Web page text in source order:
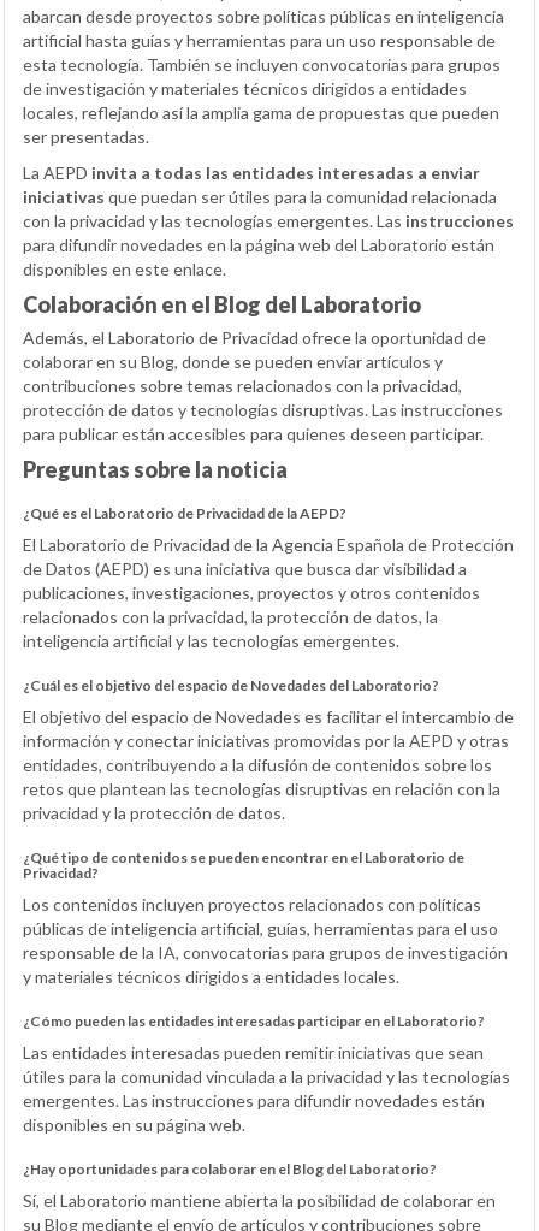
abarcan desde proyectos sobre políticas públicas en inteligencia
artificial hasta guías y herramientas para un uso responsable de
esta tecnología. También se incluyen convocatorias para grupos
de investigación y materiales técnicos dirigidos a entidades
locales, reflejando así la amplia gama de propuestas que pueden
ser presentadas.
La AEPD invita a todas las entidades interesadas a enviar
iniciativas que puedan ser útiles para la comunidad relacionada
con la privacidad y las tecnologías emergentes. Las instrucciones
para difundir novedades en la página web del Laboratorio están
disponibles en este enlace.
Colaboración en el Blog del Laboratorio
Además, el Laboratorio de Privacidad ofrece la oportunidad de
colaborar en su Blog, donde se pueden enviar artículos y
contribuciones sobre temas relacionados con la privacidad,
protección de datos y tecnologías disruptivas. Las instrucciones
para publicar están accesibles para quienes deseen participar.
Preguntas sobre la noticia
¿Qué es el Laboratorio de Privacidad de la AEPD?
El Laboratorio de Privacidad de la Agencia Española de Protección
de Datos (AEPD) es una iniciativa que busca dar visibilidad a
publicaciones, investigaciones, proyectos y otros contenidos
relacionados con la privacidad, la protección de datos, la
inteligencia artificial y las tecnologías emergentes.
¿Cuál es el objetivo del espacio de Novedades del Laboratorio?
El objetivo del espacio de Novedades es facilitar el intercambio de
información y conectar iniciativas promovidas por la AEPD y otras
entidades, contribuyendo a la difusión de contenidos sobre los
retos que plantean las tecnologías disruptivas en relación con la
privacidad y la protección de datos.
¿Qué tipo de contenidos se pueden encontrar en el Laboratorio de
Privacidad?
Los contenidos incluyen proyectos relacionados con políticas
públicas de inteligencia artificial, guías, herramientas para el uso
responsable de la IA, convocatorias para grupos de investigación
y materiales técnicos dirigidos a entidades locales.
¿Cómo pueden las entidades interesadas participar en el Laboratorio?
Las entidades interesadas pueden remitir iniciativas que sean
útiles para la comunidad vinculada a la privacidad y las tecnologías
emergentes. Las instrucciones para difundir novedades están
disponibles en su página web.
¿Hay oportunidades para colaborar en el Blog del Laboratorio?
Sí, el Laboratorio mantiene abierta la posibilidad de colaborar en
su Blog mediante el envío de artículos y contribuciones sobre